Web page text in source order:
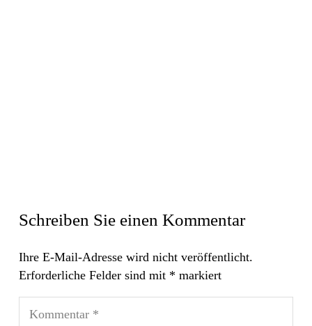
Schreiben Sie einen Kommentar
Ihre E-Mail-Adresse wird nicht veröffentlicht.
Erforderliche Felder sind mit * markiert